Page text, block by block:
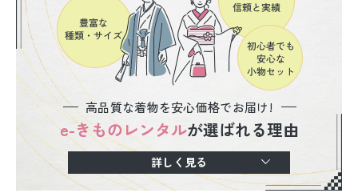
高品質な着物を安心価格でお届け!
e-きものレンタルが選ばれる理由
詳しく見る